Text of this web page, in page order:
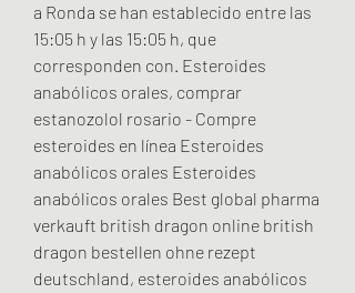
a Ronda se han establecido entre las
15:05 h y las 15:05 h, que
corresponden con. Esteroides
anabólicos orales, comprar
estanozolol rosario - Compre
esteroides en línea Esteroides
anabólicos orales Esteroides
anabólicos orales Best global pharma
verkauft british dragon online british
dragon bestellen ohne rezept
deutschland, esteroides anabólicos